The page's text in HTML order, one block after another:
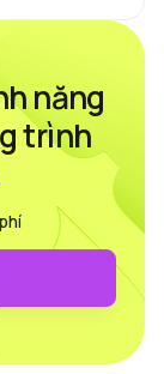
năng
trình